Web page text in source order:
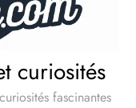
curiosités
fascinantes